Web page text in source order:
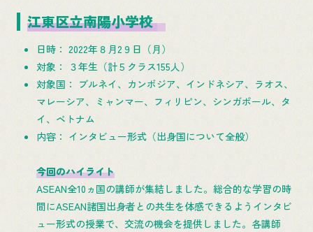
江東区立南陽小学校
日時： 2022年８月2９日（月）
対象： ３年生（計５クラス155人）
対象国： ブルネイ、カンボジア、インドネシア、ラオス、
マレーシア、ミャンマー、フィリピン、シンガポール、タ
イ、ベトナム
内容： インタビュー形式（出身国について全般）
今回のハイライト
ASEAN全10ヵ国の講師が集結しました。総合的な学習の時
間にASEAN諸国出身者との共生を体感できるようインタビ
ュー形式の授業で、交流の機会を提供しました。各講師